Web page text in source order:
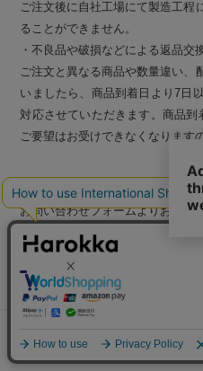
ご注文後に自社工場にて製造工程
ることができません。
・不良品や破損などによる返品交
ご注文と異なる商品や数量違い、
いましたら、商品到着日より7日
対応させていただきます。商品
ご要望はお受けできなくなります
お問い合わせフォームよりお願い
お電話でもお気軽にお問い合わせ
TEL：03-6273-8605 営業時間：
お問い合